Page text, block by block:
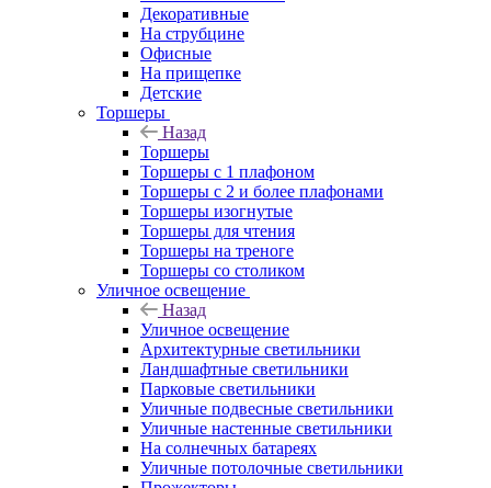
Декоративные
На струбцине
Офисные
На прищепке
Детские
Торшеры
Назад
Торшеры
Торшеры с 1 плафоном
Торшеры с 2 и более плафонами
Торшеры изогнутые
Торшеры для чтения
Торшеры на треноге
Торшеры со столиком
Уличное освещение
Назад
Уличное освещение
Архитектурные светильники
Ландшафтные светильники
Парковые светильники
Уличные подвесные светильники
Уличные настенные светильники
На солнечных батареях
Уличные потолочные светильники